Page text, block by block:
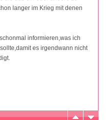
langer im Krieg mit denen
informieren,was ich
es irgendwann nicht